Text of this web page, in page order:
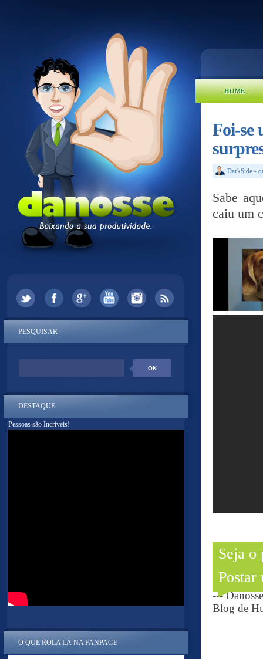
HOME
Foi-se
DarkSide -
Sabe
caiu um
Seja o
Postar
---
Blog de
PESQUISAR
DESTAQUE
Pessoas são Incríveis!
O QUE ROLA LÁ NA FANPAGE